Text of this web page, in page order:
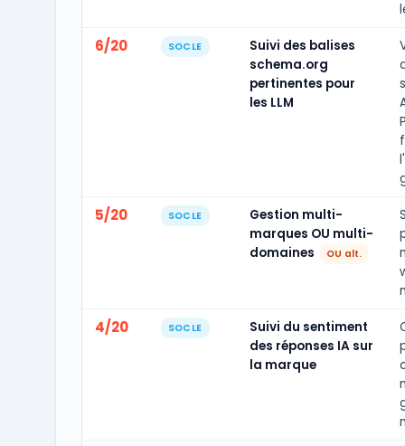
6/20 SOCLE
Suivi des balises
schema.org
pertinentes pour
les LLM
5/20 SOCLE
Gestion multi-
marques OU multi-
domaines
OU alt.
4/20 SOCLE
Suivi du sentiment
des réponses IA sur
la marque